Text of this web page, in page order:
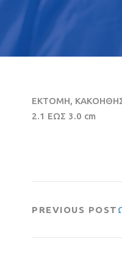
ΕΚΤΟΜΗ,
2.1 ΕΩΣ 3.0 cm
PREVIOUS POST